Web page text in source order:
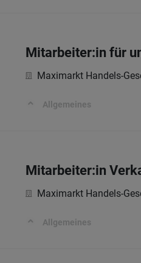
Mitarbeiter:in für
Maximarkt Handels-
Allgemeines
Mitarbeiter:in
Maximarkt Handels-
Allgemeines